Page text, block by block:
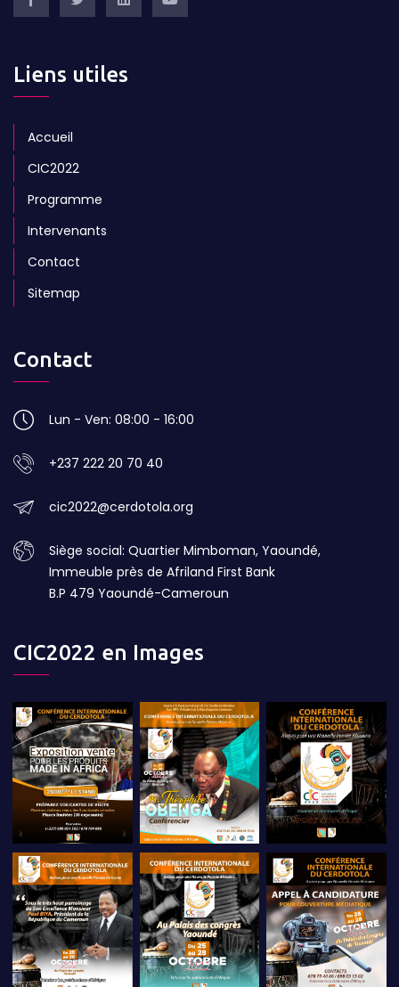
Liens utiles
Accueil
CIC2022
Programme
Intervenants
Contact
Sitemap
Contact
Lun - Ven: 08:00 - 16:00
+237 222 20 70 40
cic2022@cerdotola.org
Siège social: Quartier Mimboman, Yaoundé,
Immeuble près de Afriland First Bank
B.P 479 Yaoundé-Cameroun
CIC2022 en Images